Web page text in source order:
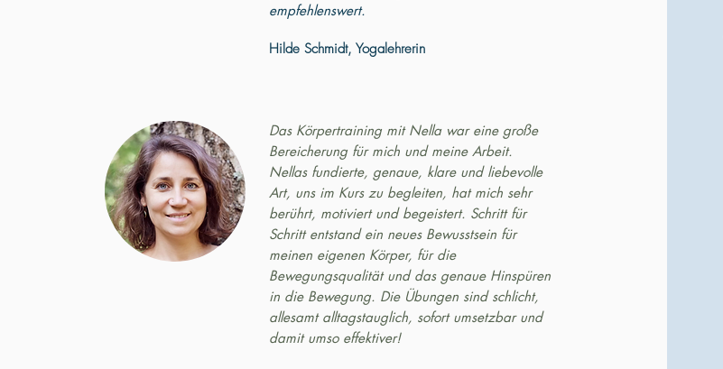
empfehlenswert.
Hilde Schmidt, Yogalehrerin
Das Körpertraining mit Nella war eine große
Bereicherung für mich und meine Arbeit.
Nellas fundierte, genaue, klare und liebevolle
Art, uns im Kurs zu begleiten, hat mich sehr
berührt, motiviert und begeistert. Schritt für
Schritt entstand ein neues Bewusstsein für
meinen eigenen Körper, für die
Bewegungsqualität und das genaue Hinspüren
in die Bewegung. Die Übungen sind schlicht,
allesamt alltagstauglich, sofort umsetzbar und
damit umso effektiver!